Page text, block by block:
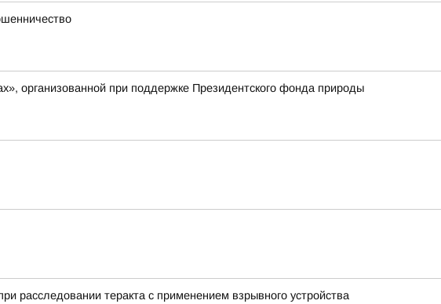
организованной при поддержке Президентского фонда природы
расследовании теракта с применением взрывного устройства